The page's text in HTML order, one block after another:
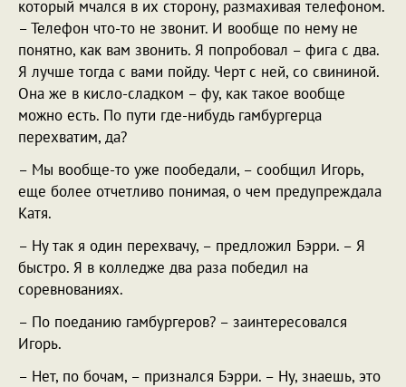
который мчался в их сторону, размахивая телефоном.
– Телефон что-то не звонит. И вообще по нему не
понятно, как вам звонить. Я попробовал – фига с два.
Я лучше тогда с вами пойду. Черт с ней, со свининой.
Она же в кисло-сладком – фу, как такое вообще
можно есть. По пути где-нибудь гамбургерца
перехватим, да?
– Мы вообще-то уже пообедали, – сообщил Игорь,
еще более отчетливо понимая, о чем предупреждала
Катя.
– Ну так я один перехвачу, – предложил Бэрри. – Я
быстро. Я в колледже два раза победил на
соревнованиях.
– По поеданию гамбургеров? – заинтересовался
Игорь.
– Нет, по бочам, – признался Бэрри. – Ну, знаешь, это